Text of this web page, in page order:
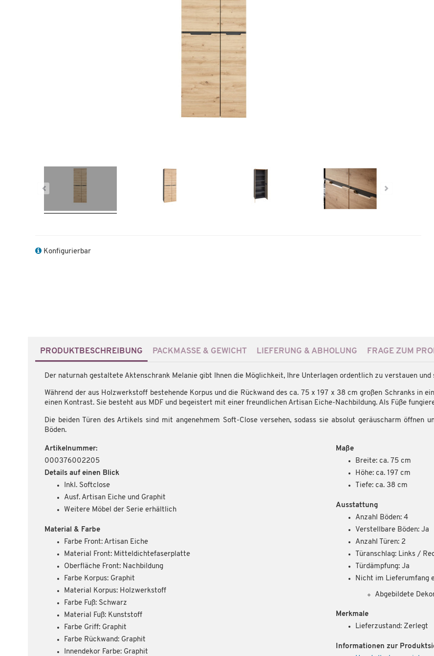
Konfigurierbar
Dauertiefpreis - unschlagbar günstig!
PRODUKTBESCHREIBUNG PACKMASSE & GEWICHT LIEFERUNG & ABHOLUNG FRAGE ZUM
Der naturnah gestaltete Aktenschrank Melanie gibt Ihnen die Möglichkeit, Ihre Unterlagen ordentlich zu verstauen
Während der aus Holzwerkstoff bestehende Korpus und die Rückwand des ca. 75 x 197 x 38 cm großen Schranks in
einen Kontrast. Sie besteht aus MDF und begeistert mit einer freundlichen Artisan Eiche-Nachbildung. Als Füße
Die beiden Türen des Artikels sind mit angenehmem Soft-Close versehen, sodass sie absolut geräuscharm öffnen
Böden.
Artikelnummer:
000376002205
Details auf einen Blick
Inkl. Softclose
Ausf. Artisan Eiche und Graphit
Weitere Möbel der Serie erhältlich
Material & Farbe
Farbe Front: Artisan Eiche
Material Front: Mitteldichtefaserplatte
Oberfläche Front: Nachbildung
Farbe Korpus: Graphit
Material Korpus: Holzwerkstoff
Farbe Fuß: Schwarz
Material Fuß: Kunststoff
Farbe Griff: Graphit
Farbe Rückwand: Graphit
Innendekor Farbe: Graphit
Maße
Breite: ca. 75 cm
Höhe: ca. 197 cm
Tiefe: ca. 38 cm
Ausstattung
Anzahl Böden: 4
Verstellbare Böden: Ja
Anzahl Türen: 2
Türanschlag: Links /
Türdämpfung: Ja
Nicht im Lieferumfang
Abgebildete
Merkmale
Lieferzustand: Zerlegt
Informationen zur